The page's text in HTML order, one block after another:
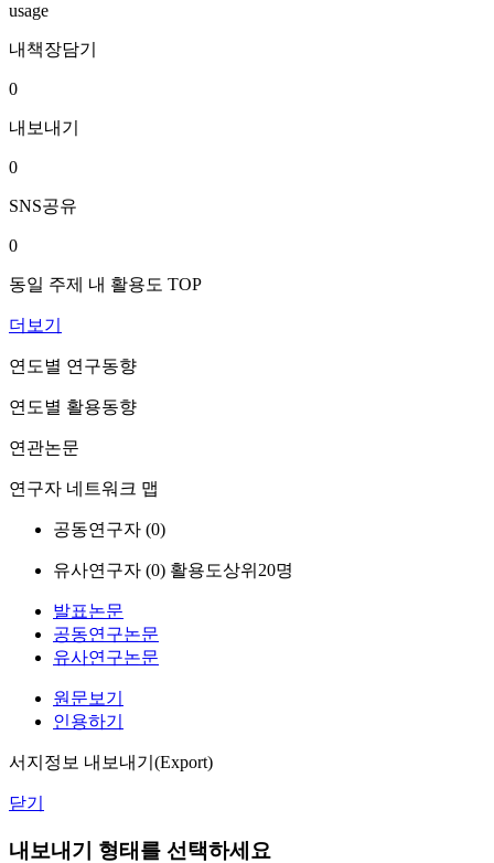
usage
내책장담기
0
내보내기
0
SNS공유
0
동일 주제 내 활용도 TOP
더보기
연도별 연구동향
연도별 활용동향
연관논문
연구자 네트워크 맵
공동연구자 (0)
유사연구자 (0) 활용도상위20명
발표논문
공동연구논문
유사연구논문
원문보기
인용하기
서지정보 내보내기(Export)
닫기
내보내기 형태를 선택하세요